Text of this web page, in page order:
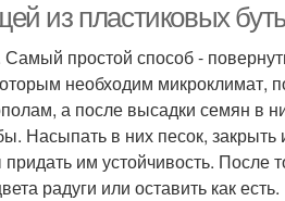
из пластиковых
простой способ -
необходим микроклимат,
а после высадки семян в
в них песок, закрыть
им устойчивость. После
радуги или оставить как есть.